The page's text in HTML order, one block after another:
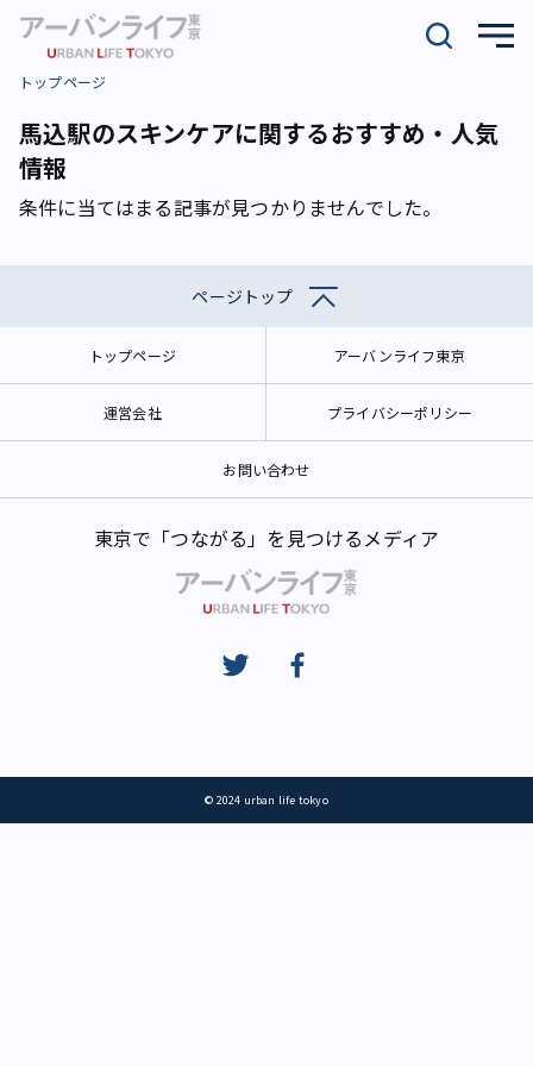
トップページ
馬込駅のスキンケアに関するおすすめ・人気
情報
条件に当てはまる記事が見つかりませんでした。
ページトップ
トップページ アーバンライフ東京
運営会社 プライバシーポリシー
お問い合わせ
東京で「つながる」を見つけるメディア
© 2024 urban life tokyo